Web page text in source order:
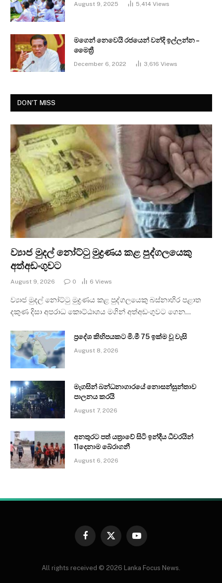
August 9, 2025 5,414 Views
මගෙන් නෙවෙයි රජයෙන් වන්දි ඉල්ලන්න –
මෛත්‍රී
December 6, 2022 3,616 Views
DON'T MISS
ව්‍යාජ මුදල් නෝට්ටු මුද්‍රණය කළ පුද්ගලයෙකු
අත්අඩංගුවට
August 9, 2026 0 6 Views
ව්‍යාජ මුදල් නෝට්ටු මුද්‍රණය කළ පුද්ගලයෙකු බස්නාහිර පළාත
දකුණ දිසා අපරාධ කොට්ඨාශය මගින් අත්අඩංගුවට ගෙන…
ප්‍රදේශ කිහිපයකට මි.මී 75 ඉක්ම වූ වැසි
August 8, 2026
මැගසින් බන්ධනාගාරයේ නොසන්සුන්තාව
පාලනය කරයි
August 7, 2026
අනතුරට පත් යත්‍රාවේ සිටි ඉන්දීය ධීවරයින්
11දෙනාම බේරාගනී
August 6, 2026
Facebook
X
YouTube
All rights received © 2026 Lanka Focus News.